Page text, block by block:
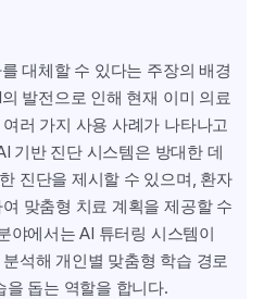
대체할 수 있다는 주장의 배경
발전으로 인해 현재 이미 의료
러 가지 사용 사례가 나타나고
기반 진단 시스템은 방대한 데
진단을 제시할 수 있으며, 환자
맞춤형 치료 계획을 제공할 수
야에서는 AI 튜터링 시스템이
석해 개인별 맞춤형 학습 경로
을 돕는 역할을 합니다.